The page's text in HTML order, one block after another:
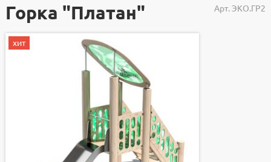
Арт.ЭКО.ГР2
Горка "Платан"
хит